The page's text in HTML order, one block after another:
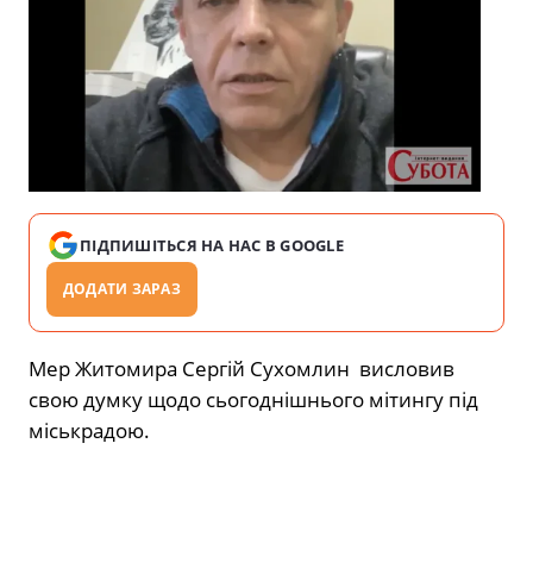
ПІДПИШІТЬСЯ НА НАС В GOOGLE
ДОДАТИ ЗАРАЗ
Мер Житомира Сергій Сухомлин висловив
свою думку щодо сьогоднішнього мітингу під
міськрадою.